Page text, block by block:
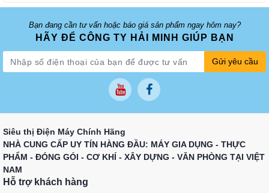
Bạn đang cần tư vấn hoặc báo giá sản phẩm ngay hôm nay?
HÃY ĐỂ CÔNG TY HẢI MINH GIÚP BẠN
Gửi yêu cầu
Siêu thị Điện Máy Chính Hãng
NHÀ CUNG CẤP UY TÍN HÀNG ĐẦU: MÁY GIA DỤNG - THỰC
PHẨM - ĐÓNG GÓI - CƠ KHÍ - XÂY DỰNG - VĂN PHÒNG TẠI VIỆT
NAM
Hỗ trợ khách hàng